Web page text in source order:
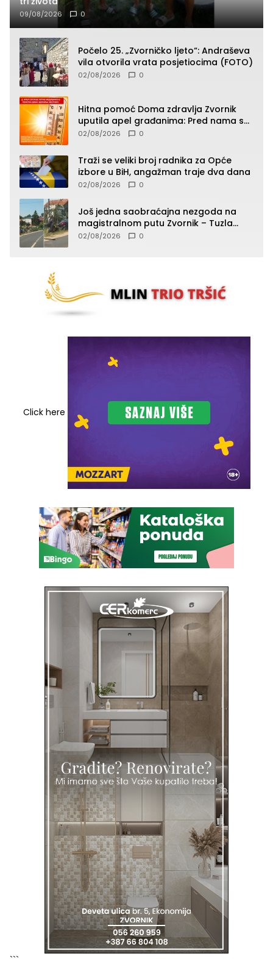
09/08/2026 0
Počelo 25. „Zvorničko ljeto“: Andraševa
vila otvorila vrata posjetiocima (FOTO)
02/08/2026 0
Hitna pomoć Doma zdravlja Zvornik
uputila apel građanima: Pred nama su
temperature do 40°C, oprez zbog
02/08/2026 0
Traži se veliki broj radnika za Opće
izbore u BiH, angažman traje dva dana
02/08/2026 0
Još jedna saobraćajna nezgoda na
magistralnom putu Zvornik – Tuzla
(FOTO)
02/08/2026 0
Click here